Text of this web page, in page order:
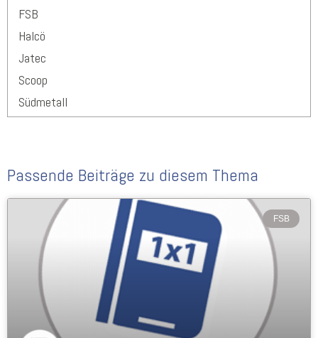
FSB
Halcö
Jatec
Scoop
Südmetall
Passende Beiträge zu diesem Thema
FSB